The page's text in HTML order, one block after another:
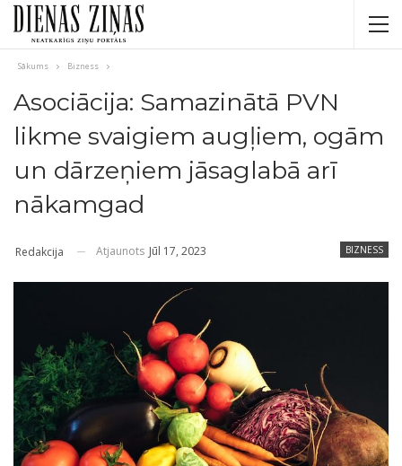
Sākums Bizness
Asociācija: Samazinātā PVN
likme svaigiem augļiem, ogām
un dārzeņiem jāsaglabā arī
nākamgad
BIZNESS
Redakcija Atjaunots Jūl 17, 2023